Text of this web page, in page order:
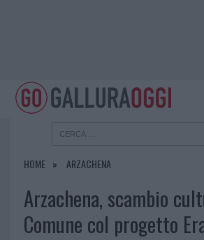
HOME ARZACHENA
Arzachena, scambio
Comune col progetto